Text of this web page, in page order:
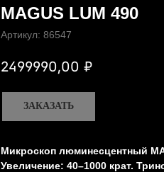
MAGUS LUM 490
Артикул: 86547
2499990,00 ₽
ЗАКАЗАТЬ
Микроскоп люминесцентный
Увеличение: 40–1000 крат.